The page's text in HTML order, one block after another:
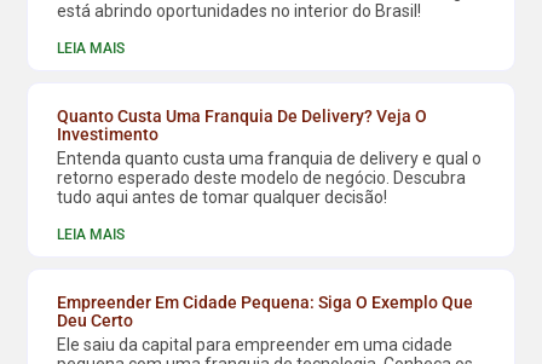
está abrindo oportunidades no interior do Brasil!
LEIA MAIS
Quanto Custa Uma Franquia De Delivery? Veja O
Investimento
Entenda quanto custa uma franquia de delivery e qual o
retorno esperado deste modelo de negócio. Descubra
tudo aqui antes de tomar qualquer decisão!
LEIA MAIS
Empreender Em Cidade Pequena: Siga O Exemplo Que
Deu Certo
Ele saiu da capital para empreender em uma cidade